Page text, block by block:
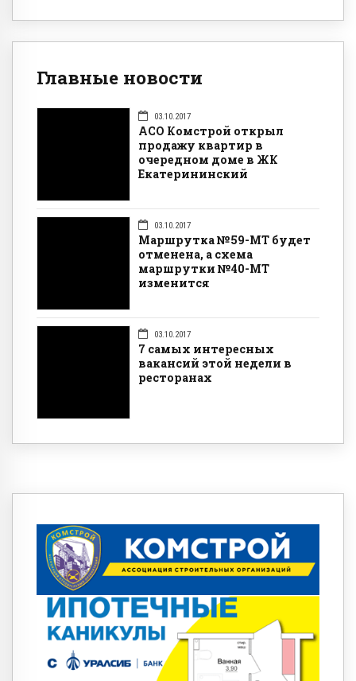
Главные новости
03.10.2017
АСО Комстрой открыл
продажу квартир в
очередном доме в ЖК
Екатерининский
03.10.2017
Маршрутка №59-МТ будет
отменена, а схема
маршрутки №40-МТ
изменится
03.10.2017
7 самых интересных
вакансий этой недели в
ресторанах